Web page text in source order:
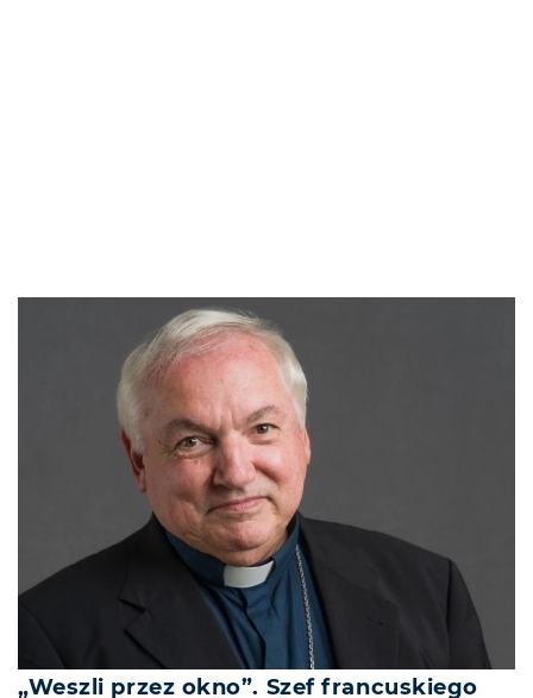
„Weszli przez okno”. Szef francuskiego